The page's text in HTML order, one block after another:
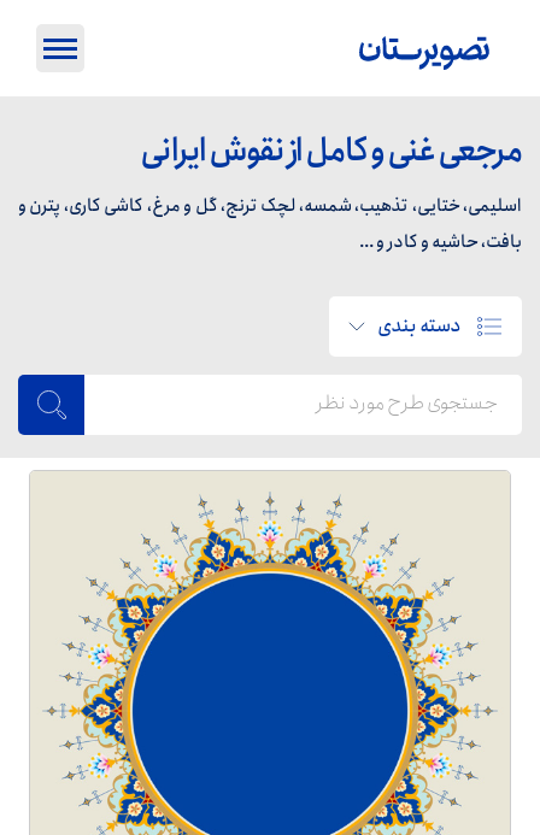
مرجعی غنی و کامل از نقوش ایرانی
اسلیمی، ختایی، تذهیب، شمسه، لچک ترنج، گل و مرغ، کاشی کاری، پترن و
بافت، حاشیه و کادر و ...
دسته بندی